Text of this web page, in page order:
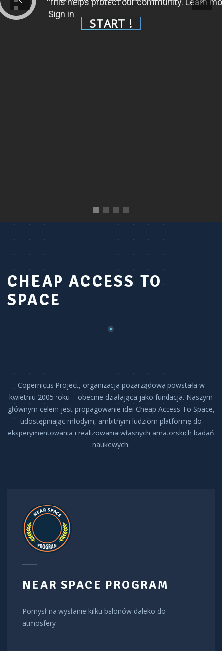
START !
CHEAP ACCESS TO
SPACE
Copernicus Project, organizacja pozarządowa powstała w
kwietniu 2005 roku – obecnie działająca jako fundacja. Naszym
głównym celem jest propagowanie idei Cheap Access To Space,
udostępniając młodym, ambitnym ludziom platformę do
eksperymentowania i realizowania własnych amatorskich badań
naukowych.
NEAR SPACE PROGRAM
Pomysł na wysłanie kilku balonów daleko do
atmosfery.